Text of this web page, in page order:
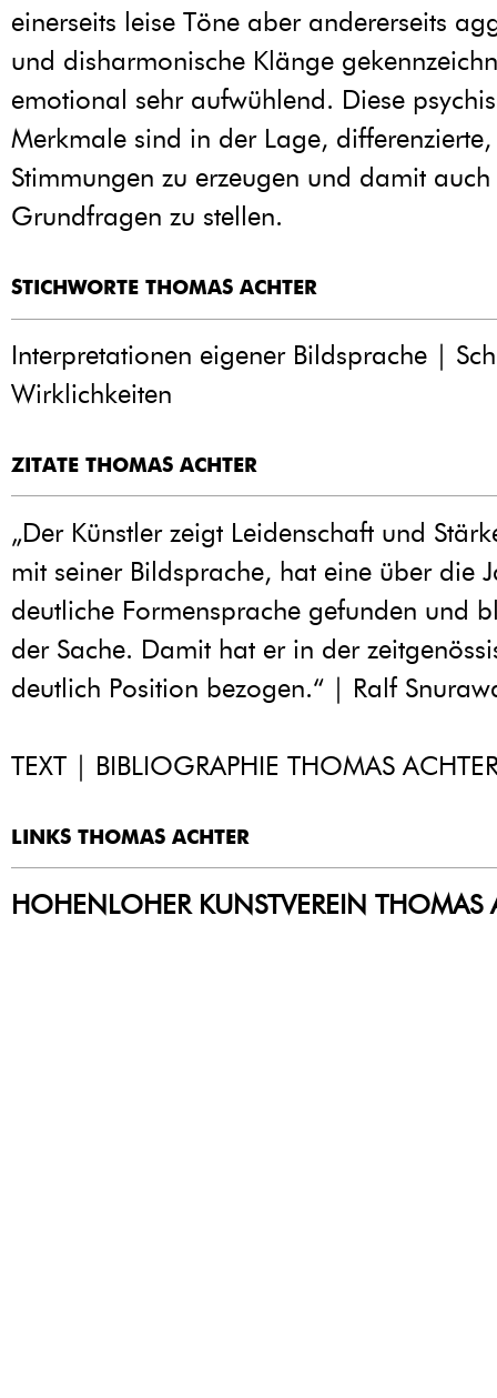
einerseits leise Töne aber andererseits
und disharmonische Klänge
emotional sehr aufwühlend. Diese
Merkmale sind in der Lage,
Stimmungen zu erzeugen und damit auch
Grundfragen zu stellen.
STICHWORTE THOMAS ACHTER
Interpretationen eigener Bildsprache |
Wirklichkeiten
ZITATE THOMAS ACHTER
„Der Künstler zeigt Leidenschaft und
mit seiner Bildsprache, hat eine über die
deutliche Formensprache gefunden und
der Sache. Damit hat er in der
deutlich Position bezogen.“ | Ralf
TEXT | BIBLIOGRAPHIE THOMAS
LINKS THOMAS ACHTER
HOHENLOHER KUNSTVEREIN THOMAS